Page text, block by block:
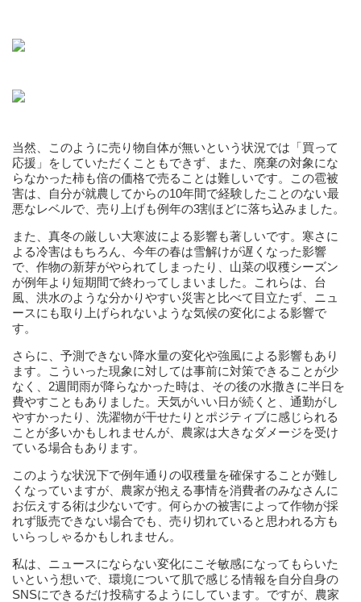
当然、このように売り物自体が無いという状況では「買って
応援」をしていただくこともできず、また、廃棄の対象にな
らなかった柿も倍の価格で売ることは難しいです。この雹被
害は、自分が就農してからの10年間で経験したことのない最
悪なレベルで、売り上げも例年の3割ほどに落ち込みました。
また、真冬の厳しい大寒波による影響も著しいです。寒さに
よる冷害はもちろん、今年の春は雪解けが遅くなった影響
で、作物の新芽がやられてしまったり、山菜の収穫シーズン
が例年より短期間で終わってしまいました。これらは、台
風、洪水のような分かりやすい災害と比べて目立たず、ニュ
ースにも取り上げられないような気候の変化による影響で
す。
さらに、予測できない降水量の変化や強風による影響もあり
ます。こういった現象に対しては事前に対策できることが少
なく、2週間雨が降らなかった時は、その後の水撒きに半日を
費やすこともありました。天気がいい日が続くと、通勤がし
やすかったり、洗濯物が干せたりとポジティブに感じられる
ことが多いかもしれませんが、農家は大きなダメージを受け
ている場合もあります。
このような状況下で例年通りの収穫量を確保することが難し
くなっていますが、農家が抱える事情を消費者のみなさんに
お伝えする術は少ないです。何らかの被害によって作物が採
れず販売できない場合でも、売り切れていると思われる方も
いらっしゃるかもしれません。
私は、ニュースにならない変化にこそ敏感になってもらいた
いという想いで、環境について肌で感じる情報を自分自身の
SNSにできるだけ投稿するようにしています。ですが、農家